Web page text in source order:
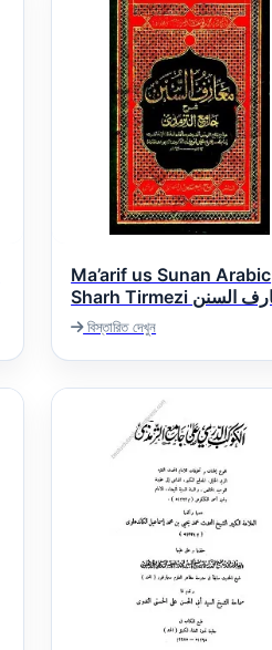
Ma’arif us Sunan Arabic
Sharh Tirmezi معارف السنن
عربی شرح سنن الترمذی
বিস্তারিত দেখুন